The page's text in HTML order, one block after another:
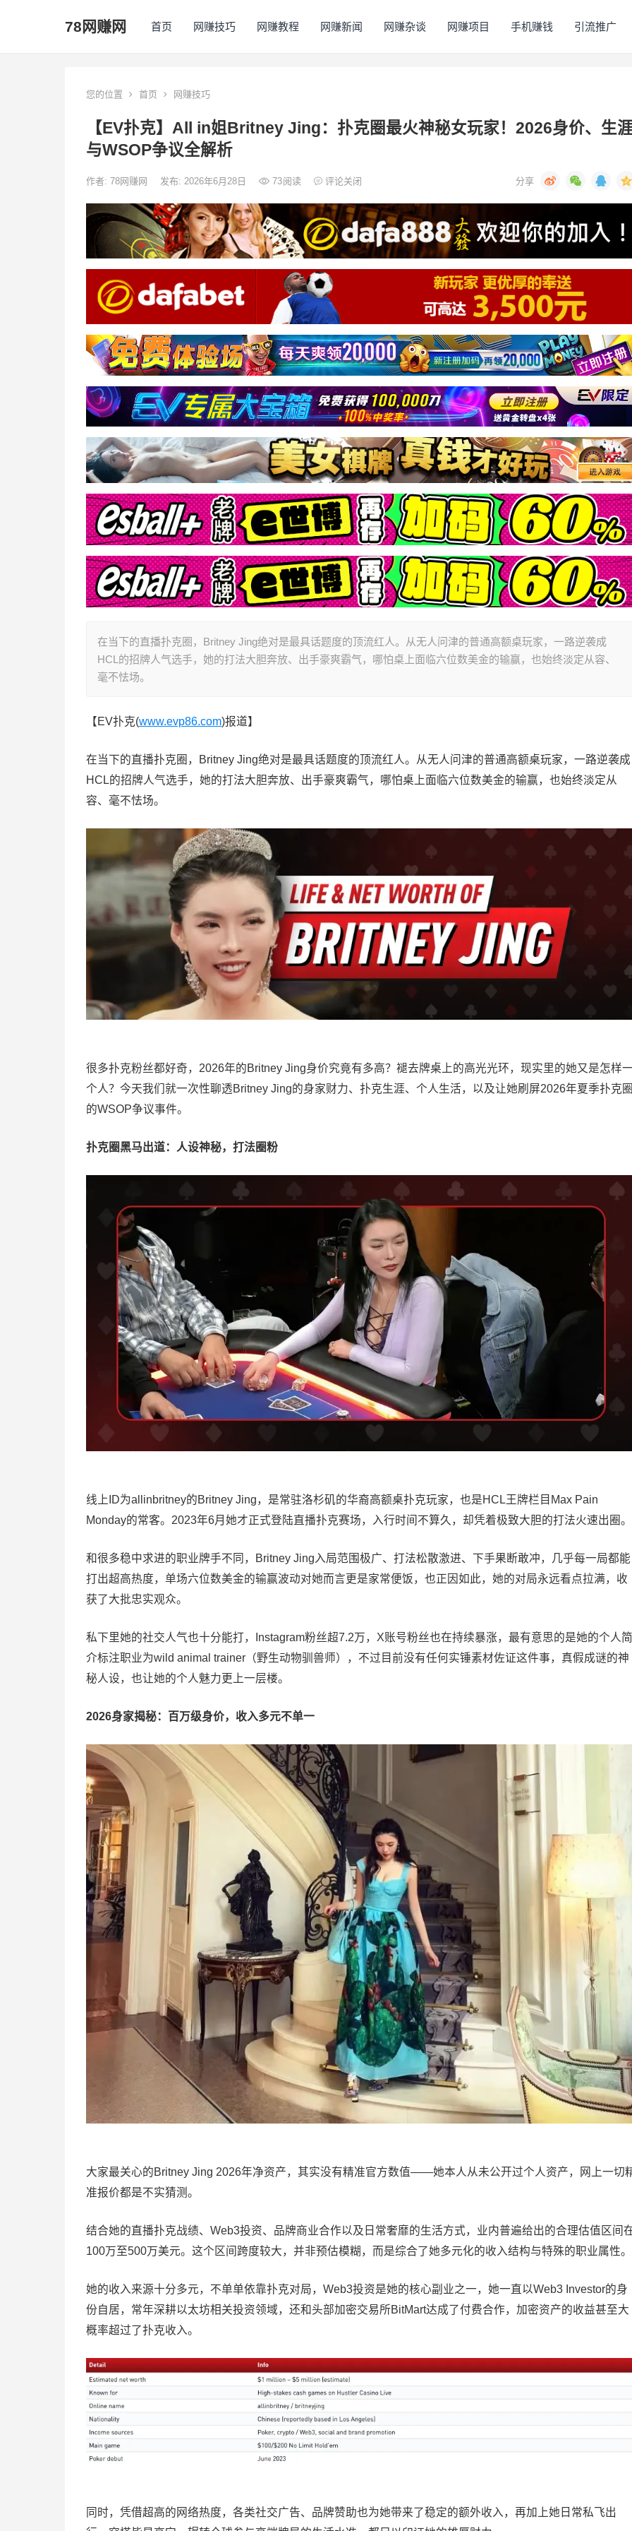
78网赚网 首页 网赚技巧 网赚教程 网赚新闻 网赚杂谈 网赚项目 手机赚钱 引流推广
您的位置 首页 网赚技巧
【EV扑克】All in姐Britney Jing：扑克圈最火神秘女玩家！2026身价、生
与WSOP争议全解析
作者: 78网赚网 发布: 2026年6月28日 73阅读 评论关闭
在当下的直播扑克圈，Britney Jing绝对是最具话题度的顶流红人。从无人问津的普通高额桌玩家，一路逆袭成
HCL的招牌人气选手，她的打法大胆奔放、出手豪爽霸气，哪怕桌上面临六位数美金的输赢，也始终淡定从容、
毫不怯场。
【EV扑克(www.evp86.com)报道】
在当下的直播扑克圈，Britney Jing绝对是最具话题度的顶流红人。从无人问津的普通高额桌玩家，一路逆袭成
HCL的招牌人气选手，她的打法大胆奔放、出手豪爽霸气，哪怕桌上面临六位数美金的输赢，也始终淡定从
容、毫不怯场。
很多扑克粉丝都好奇，2026年的Britney Jing身价究竟有多高？褪去牌桌上的高光光环，现实里的她又是怎样
个人？今天我们就一次性聊透Britney Jing的身家财力、扑克生涯、个人生活，以及让她刷屏2026年夏季扑克
的WSOP争议事件。
扑克圈黑马出道：人设神秘，打法圈粉
线上ID为allinbritney的Britney Jing，是常驻洛杉矶的华裔高额桌扑克玩家，也是HCL王牌栏目Max Pain
Monday的常客。2023年6月她才正式登陆直播扑克赛场，入行时间不算久，却凭着极致大胆的打法火速出圈。
和很多稳中求进的职业牌手不同，Britney Jing入局范围极广、打法松散激进、下手果断敢冲，几乎每一局都能
打出超高热度，单场六位数美金的输赢波动对她而言更是家常便饭，也正因如此，她的对局永远看点拉满，收
获了大批忠实观众。
私下里她的社交人气也十分能打，Instagram粉丝超7.2万，X账号粉丝也在持续暴涨，最有意思的是她的个人简
介标注职业为wild animal trainer（野生动物驯兽师），不过目前没有任何实锤素材佐证这件事，真假成谜的神
秘人设，也让她的个人魅力更上一层楼。
2026身家揭秘：百万级身价，收入多元不单一
大家最关心的Britney Jing 2026年净资产，其实没有精准官方数值——她本人从未公开过个人资产，网上一切
准报价都是不实猜测。
结合她的直播扑克战绩、Web3投资、品牌商业合作以及日常奢靡的生活方式，业内普遍给出的合理估值区间
100万至500万美元。这个区间跨度较大，并非预估模糊，而是综合了她多元化的收入结构与特殊的职业属性。
她的收入来源十分多元，不单单依靠扑克对局，Web3投资是她的核心副业之一，她一直以Web3 Investor的身
份自居，常年深耕以太坊相关投资领域，还和头部加密交易所BitMart达成了付费合作，加密资产的收益甚至大
概率超过了扑克收入。
同时，凭借超高的网络热度，各类社交广告、品牌赞助也为她带来了稳定的额外收入，再加上她日常私飞出